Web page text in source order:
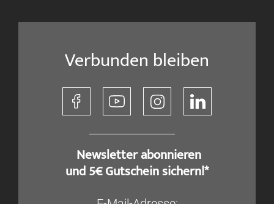
Verbunden bleiben
​ Newsletter abonnieren
und 5€ Gutschein sichern!*